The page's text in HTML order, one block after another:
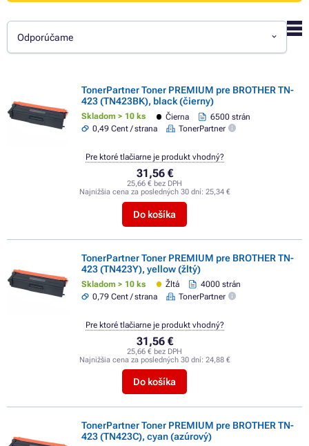
Odporúčame
TonerPartner Toner PREMIUM pre BROTHER TN-
423 (TN423BK), black (čierny)
Skladom > 10 ks Čierna
6500 strán
0,49 Cent / strana
TonerPartner
31,56 €
25,66 € bez DPH
Najnižšia cena za posledných 30 dní: 25,34 €
Do košíka
Pre ktoré tlačiarne je produkt vhodný?
TonerPartner Toner PREMIUM pre BROTHER TN-
423 (TN423Y), yellow (žltý)
Skladom > 10 ks Žltá
4000 strán
0,79 Cent / strana
TonerPartner
31,56 €
25,66 € bez DPH
Najnižšia cena za posledných 30 dní: 24,88 €
Do košíka
Pre ktoré tlačiarne je produkt vhodný?
TonerPartner Toner PREMIUM pre BROTHER TN-
423 (TN423C), cyan (azúrový)